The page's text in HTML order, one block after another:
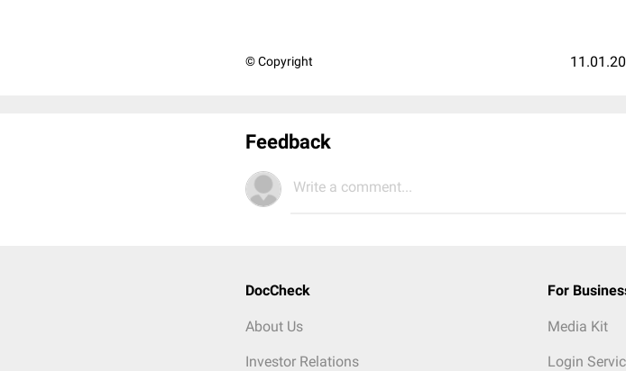
© Copyright
Feedback
Write a comment...
DocCheck
About Us
Investor Relations
For
Media Kit
Login